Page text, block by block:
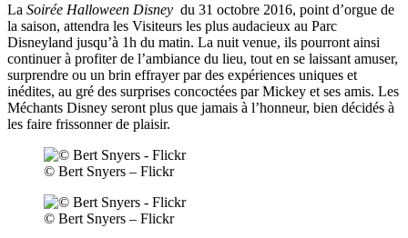
La Soirée Halloween Disney du 31 octobre 2016, point d’orgue de
la saison, attendra les Visiteurs les plus audacieux au Parc
Disneyland jusqu’à 1h du matin. La nuit venue, ils pourront ainsi
continuer à profiter de l’ambiance du lieu, tout en se laissant amuser,
surprendre ou un brin effrayer par des expériences uniques et
inédites, au gré des surprises concoctées par Mickey et ses amis. Les
Méchants Disney seront plus que jamais à l’honneur, bien décidés à
les faire frissonner de plaisir.
© Bert Snyers – Flickr
© Bert Snyers – Flickr